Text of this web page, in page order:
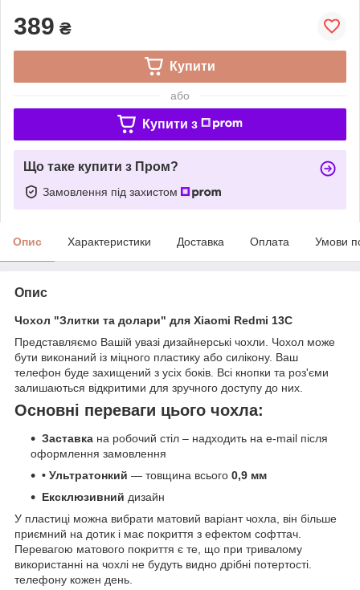
389 ₴
Купити
або
Купити з
Що таке купити з Пром?
Замовлення під захистом
Опис Характеристики Доставка Оплата Умови
Опис
Чохол "Злитки та долари" для Xiaomi Redmi 13C
Представляємо Вашій увазі дизайнерські чохли. Чохол може
бути виконаний із міцного пластику або силікону. Ваш
телефон буде захищений з усіх боків. Всі кнопки та роз'єми
залишаються відкритими для зручного доступу до них.
Основні переваги цього чохла:
Заставка на робочий стіл – надходить на e-mail після
оформлення замовлення
• Ультратонкий — товщина всього 0,9 мм
Ексклюзивний дизайн
У пластиці можна вибрати матовий варіант чохла, він більше
приємний на дотик і має покриття з ефектом софттач.
Перевагою матового покриття є те, що при тривалому
використанні на чохлі не будуть видно дрібні потертості.
телефону кожен день.